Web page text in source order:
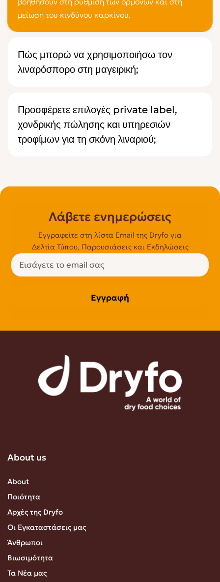
μείωση του κινδύνου καρκίνου.
Πώς μπορώ να χρησιμοποιήσω τον
λιναρόσπορο στη μαγειρική;
Προσφέρετε επιλογές private label,
χονδρικής πώλησης και υπηρεσιών
τροφίμων για τη σκόνη λιναριού;
Λάβετε ενημερώσεις
Εγγραφείτε στη λίστα Email της Dryfo για
Δελτία Τύπου, Παρουσιάσεις και Εκδηλώσεις
Εγγραφή
About us
About
Ποιότητα
Αρχές της Dryfo
Οι Εγκαταστάσεις μας
Άνθρωποι
Βιωσιμότητα
Τα Νέα μας